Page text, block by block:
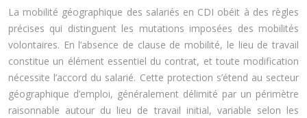
La mobilité géographique des salariés en CDI obéit à des règles
précises qui distinguent les mutations imposées des mobilités
volontaires. En l’absence de clause de mobilité, le lieu de travail
constitue un élément essentiel du contrat, et toute modification
nécessite l’accord du salarié. Cette protection s’étend au secteur
géographique d’emploi, généralement délimité par un périmètre
raisonnable autour du lieu de travail initial, variable selon les